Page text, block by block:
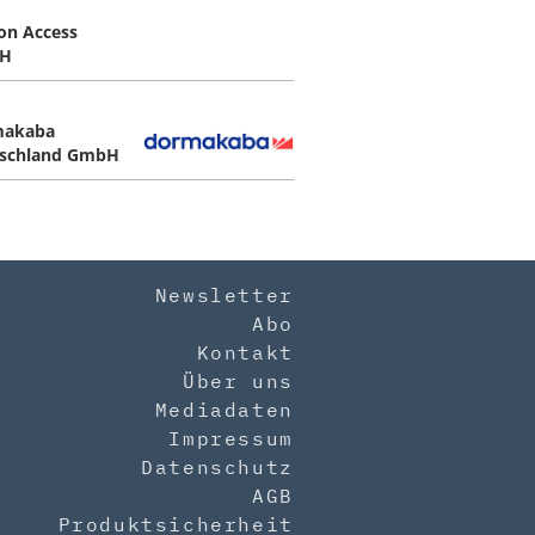
Access
GmbH
Newsletter
Abo
Kontakt
Über uns
Mediadaten
Impressum
Datenschutz
AGB
Produktsicherheit